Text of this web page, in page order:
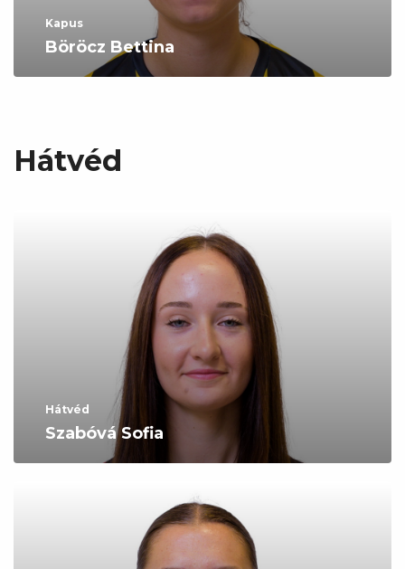
Kapus
Böröcz Bettina
Hátvéd
Hátvéd
Szabóvá Sofia